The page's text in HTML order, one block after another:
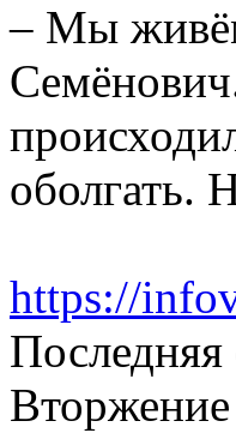
– Мы
оболгать.
https://
Вторжение